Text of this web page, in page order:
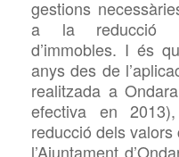
gestions
a la reducció
d’immobles. I és
anys des de
realitzada a
efectiva en
reducció dels valors
l’Ajuntament